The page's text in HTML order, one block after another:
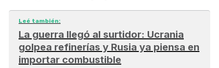
Leé también:
La guerra llegó al surtidor: Ucrania
golpea refinerías y Rusia ya piensa en
importar combustible